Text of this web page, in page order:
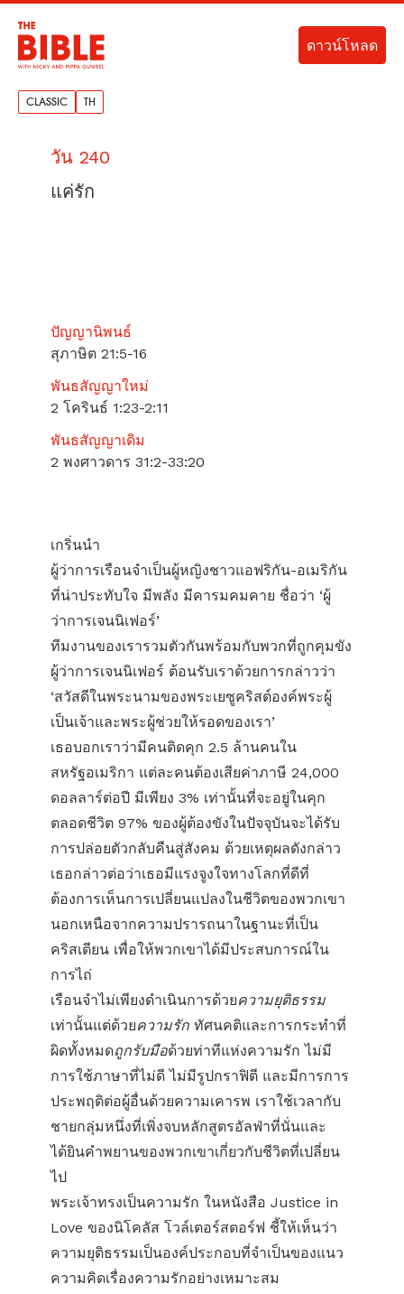
CLASSIC TH
ดาวน์โหลด
วัน 240
แค่รัก
ปัญญานิพนธ์
สุภาษิต 21:5-16
พันธสัญญาใหม่
2 โครินธ์ 1:23-2:11
พันธสัญญาเดิม
2 พงศาวดาร 31:2-33:20
เกริ่นนำ
ผู้ว่าการเรือนจำเป็นผู้หญิงชาวแอฟริกัน-อเมริกัน
ที่น่าประทับใจ มีพลัง มีคารมคมคาย ชื่อว่า ‘ผู้
ว่าการเจนนิเฟอร์’
ทีมงานของเรารวมตัวกันพร้อมกับพวกที่ถูกคุมขัง
ผู้ว่าการเจนนิเฟอร์ ต้อนรับเราด้วยการกล่าวว่า
‘สวัสดีในพระนามของพระเยซูคริสต์องค์พระผู้
เป็นเจ้าและพระผู้ช่วยให้รอดของเรา’
เธอบอกเราว่ามีคนติดคุก 2.5 ล้านคนใน
สหรัฐอเมริกา แต่ละคนต้องเสียค่าภาษี 24,000
ดอลลาร์ต่อปี มีเพียง 3% เท่านั้นที่จะอยู่ในคุก
ตลอดชีวิต 97% ของผู้ต้องขังในปัจจุบันจะได้รับ
การปล่อยตัวกลับคืนสู่สังคม ด้วยเหตุผลดังกล่าว
เธอกล่าวต่อว่าเธอมีแรงจูงใจทางโลกที่ดีที่
ต้องการเห็นการเปลี่ยนแปลงในชีวิตของพวกเขา
นอกเหนือจากความปรารถนาในฐานะที่เป็น
คริสเตียน เพื่อให้พวกเขาได้มีประสบการณ์ใน
การไถ่
เรือนจำไม่เพียงดำเนินการด้วยความยุติธรรม
เท่านั้นแต่ด้วยความรัก ทัศนคติและการกระทำที่
ผิดทั้งหมดถูกรับมือด้วยท่าทีแห่งความรัก ไม่มี
การใช้ภาษาที่ไม่ดี ไม่มีรูปกราฟิตี และมีการการ
ประพฤติต่อผู้อื่นด้วยความเคารพ เราใช้เวลากับ
ชายกลุ่มหนึ่งที่เพิ่งจบหลักสูตรอัลฟ่าที่นั่นและ
ได้ยินคำพยานของพวกเขาเกี่ยวกับชีวิตที่เปลี่ยน
ไป
พระเจ้าทรงเป็นความรัก ในหนังสือ Justice in
Love ของนิโคลัส โวล์เตอร์สตอร์ฟ ชี้ให้เห็นว่า
ความยุติธรรมเป็นองค์ประกอบที่จำเป็นของแนว
ความคิดเรื่องความรักอย่างเหมาะสม